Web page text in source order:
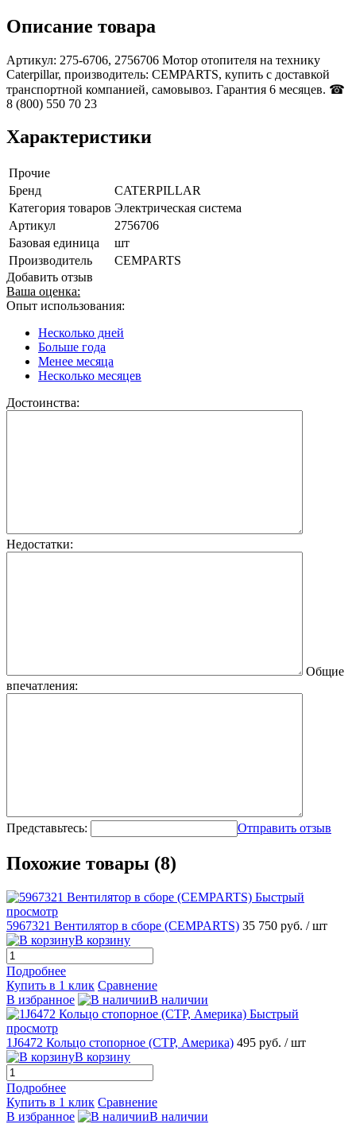
Описание товара
Артикул: 275-6706, 2756706 Мотор отопителя на технику
Caterpillar, производитель: CEMPARTS, купить с доставкой
транспортной компанией, самовывоз. Гарантия 6 месяцев. ☎
8 (800) 550 70 23
Характеристики
Прочие
Бренд
CATERPILLAR
Категория товаров Электрическая система
Артикул
2756706
Базовая единица
шт
Производитель
CEMPARTS
Добавить отзыв
Ваша оценка:
Опыт использования:
Несколько дней
Больше года
Менее месяца
Несколько месяцев
Достоинства:
Недостатки:
Общие
впечатления:
Представьтесь: Отправить отзыв
Похожие товары (8)
Быстрый
просмотр
5967321 Вентилятор в сборе (CEMPARTS) 35 750 руб. / шт
В корзину
Подробнее
Купить в 1 клик Сравнение
В избранное
В наличии
Быстрый
просмотр
1J6472 Кольцо стопорное (CTP, Америка) 495 руб. / шт
В корзину
Подробнее
Купить в 1 клик Сравнение
В избранное
В наличии